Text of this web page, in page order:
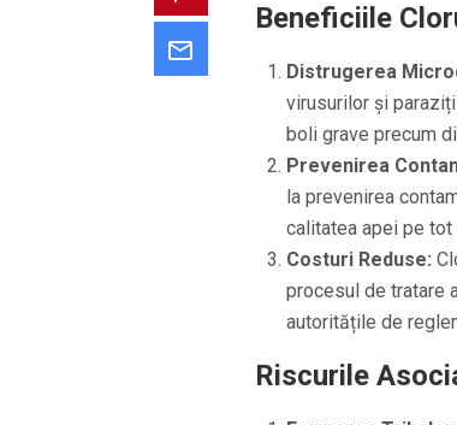
Beneficiile
Distrugerea
virusurilor și
boli grave precum
Prevenirea
la prevenirea
calitatea apei pe
Costuri Reduse:
procesul de tratare
autoritățile de
Riscurile